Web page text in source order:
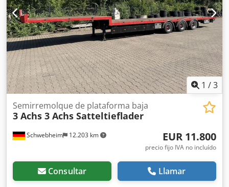
mm, altura de carga aprox. 900 mm, 12 bolsillos para
estacas en el chasis exterior, 3 listones transversales para
estacas, 14 anillas de amarre, 4 pares de cierres para
contenedores aptos para 2 contenedores ISO de 20 pies o
1 contenedor ISO de 40 pies. -- Sujeto a errores de
impresión, equivocaciones y modificaciones. Imágenes de
muestra -- Más datos en: !, Más detalles en: ! Codpfx Agezn
Ny Hj Tsha
1 /3
Schwebheim 12.203 km
Semirremolque de plataforma baja
3 Achs 3 Achs Satteltieflader
EUR 11.800
precio fijo IVA no incluído
Consultar Llamar